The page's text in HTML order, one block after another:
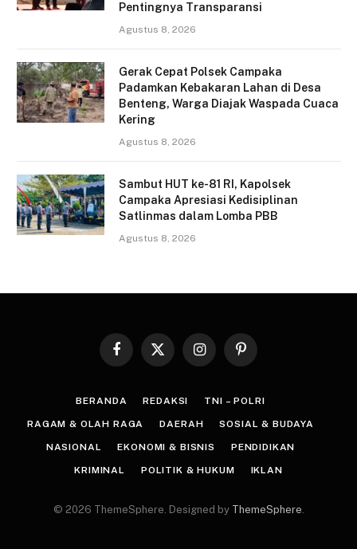
Pentingnya Transparansi
Agustus 8, 2026
Gerak Cepat Polsek Campaka
Padamkan Kebakaran Lahan di Desa
Benteng, Warga Diajak Waspada Cuaca
Kering
Agustus 8, 2026
Sambut HUT ke-81 RI, Kapolsek
Campaka Apresiasi Kedisiplinan
Satlinmas dalam Lomba PBB
Agustus 8, 2026
Facebook
X
InstagramPinterest
BERANDA REDAKSI TNI – POLRI
RAGAM & OLAH RAGA DAERAH SOSIAL & BUDAYA
NASIONAL EKONOMI & BISNIS PENDIDIKAN
KRIMINAL POLITIK & HUKUM IKLAN
© 2026 ThemeSphere. Designed by ThemeSphere.